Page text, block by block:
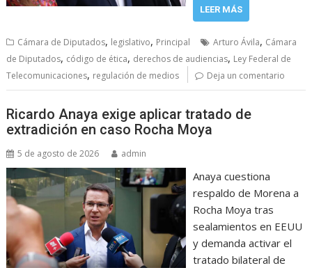
LEER MÁS
Cámara de Diputados, legislativo, Principal Arturo Ávila, Cámara
de Diputados, código de ética, derechos de audiencias, Ley Federal de
Telecomunicaciones, regulación de medios Deja un comentario
Ricardo Anaya exige aplicar tratado de
extradición en caso Rocha Moya
5 de agosto de 2026 admin
Anaya cuestiona
respaldo de Morena a
Rocha Moya tras
sealamientos en EEUU
y demanda activar el
tratado bilateral de